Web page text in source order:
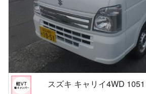
スズキ キャリイ4WD 1051